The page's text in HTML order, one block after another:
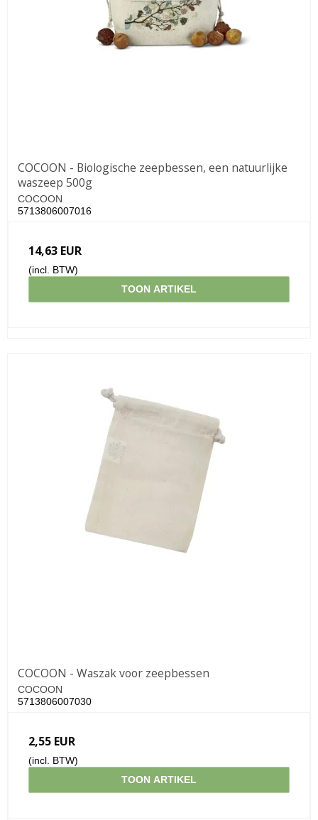
COCOON - Biologische zeepbessen, een natuurlijke
waszeep 500g
COCOON
5713806007016
14,63 EUR
(incl. BTW)
TOON ARTIKEL
COCOON - Waszak voor zeepbessen
COCOON
5713806007030
2,55 EUR
(incl. BTW)
TOON ARTIKEL